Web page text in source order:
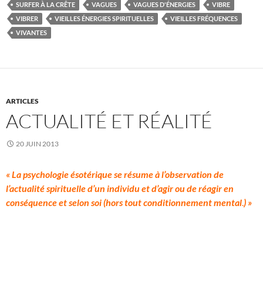
SURFER À LA CRÊTE VAGUES VAGUES D'ÉNERGIES
VIBRE
VIBRER
VIEILLES ÉNERGIES SPIRITUELLES
VIEILLES FRÉQUENCES
VIVANTES
ARTICLES
ACTUALITÉ ET RÉALITÉ
20 JUIN 2013
« La psychologie ésotérique se résume à l’observation de
l’actualité spirituelle d’un individu et d’agir ou de réagir en
conséquence et selon soi (hors tout conditionnement mental ) »